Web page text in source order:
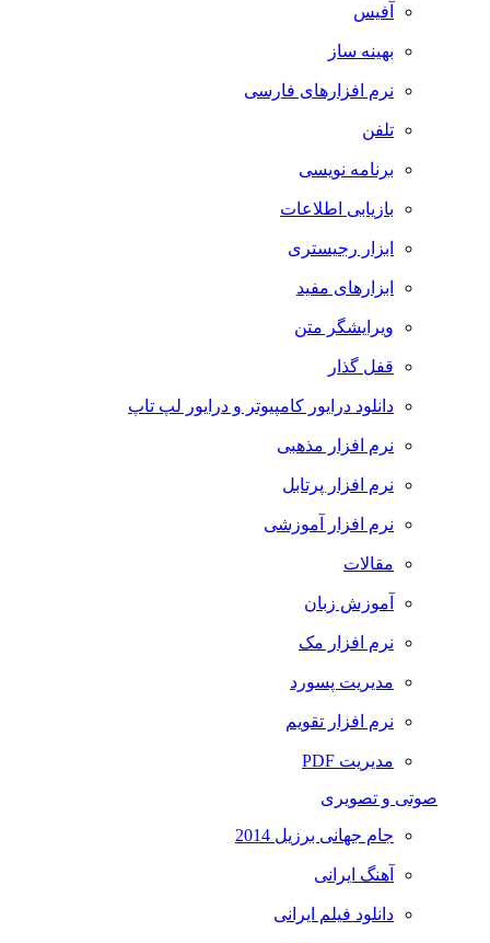
آفیس
بهینه ساز
نرم افزارهای فارسی
تلفن
برنامه نویسی
بازیابی اطلاعات
ابزار رجیستری
ابزارهای مفید
ویرایشگر متن
قفل گذار
دانلود درایور کامپیوتر و درایور لپ تاپ
نرم افزار مذهبی
نرم افزار پرتابل
نرم افزار آموزشی
مقالات
آموزش زبان
نرم افزار مک
مدیریت پسورد
نرم افزار تقویم
مدیریت PDF
صوتی و تصویری
جام جهانی برزیل 2014
آهنگ ایرانی
دانلود فیلم ایرانی